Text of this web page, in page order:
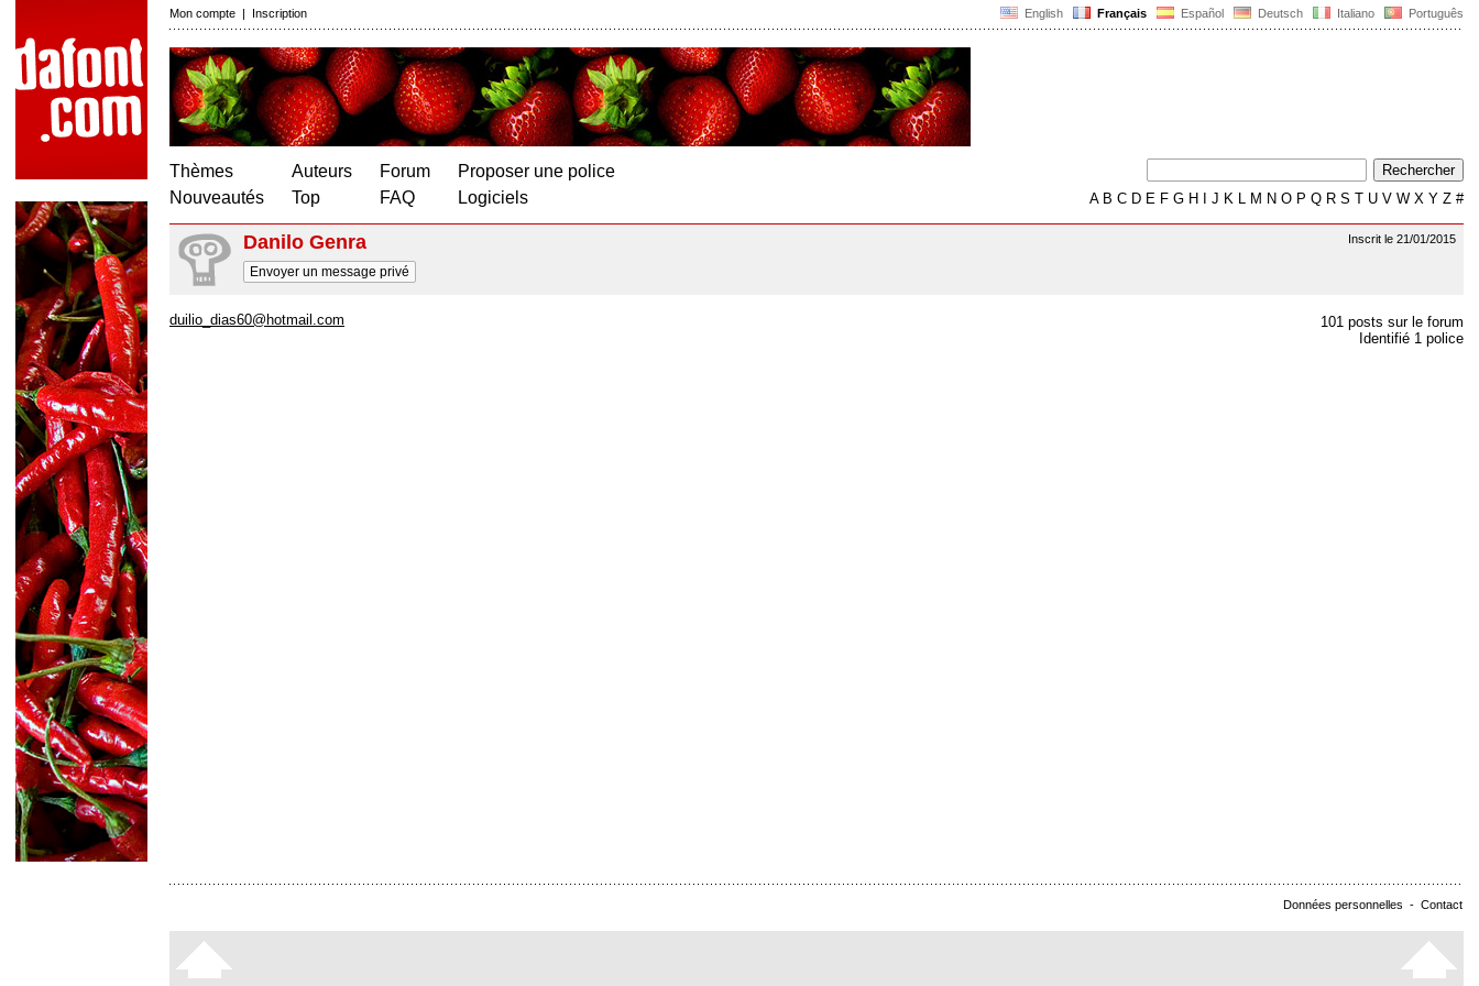
English Français Español Deutsch Italiano Português
Mon compte | Inscription
Thèmes
Nouveautés
Auteurs
Top
Forum
FAQ
Proposer une police
Logiciels
AB C D E F G H J K L M N O P Q R S T U V W X Y Z #
Inscrit le 21/01/2015
Danilo Genra
Envoyer un message privé
101 posts sur le forum
Identifié 1 police
duilio_dias60@hotmail.com
Données personnelles - Contact